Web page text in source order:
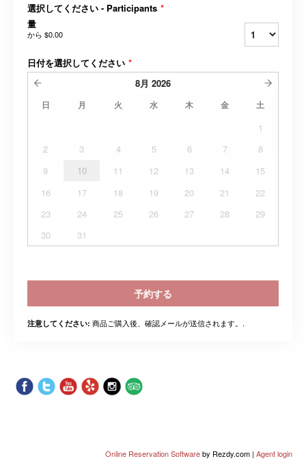
選択してください - Participants *
量
から $0.00
日付を選択してください *
8月 2026
日 月 火 水 木 金 土
1
2
3 4 5 6 7
8
9
10 11 12 13 14
15
16
17 18 19 20 21
22
23
24 25 26 27 28
29
30
31
予約する
注意してください: 商品ご購入後、確認メールが送信されます。.
Online Reservation Softwareby Rezdy.com | Agent login